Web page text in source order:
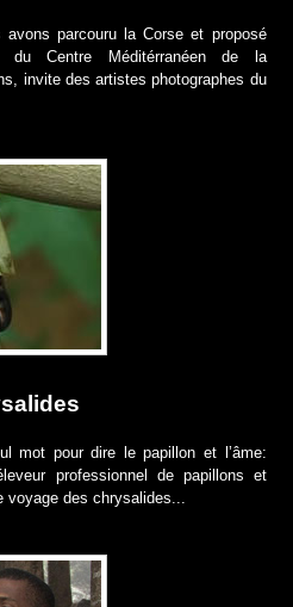
parcouru la Corse et proposé
Centre Méditérranéen de la
invite des artistes photographes du
mot pour dire le papillon et l’âme:
professionnel de papillons et
des chrysalides...